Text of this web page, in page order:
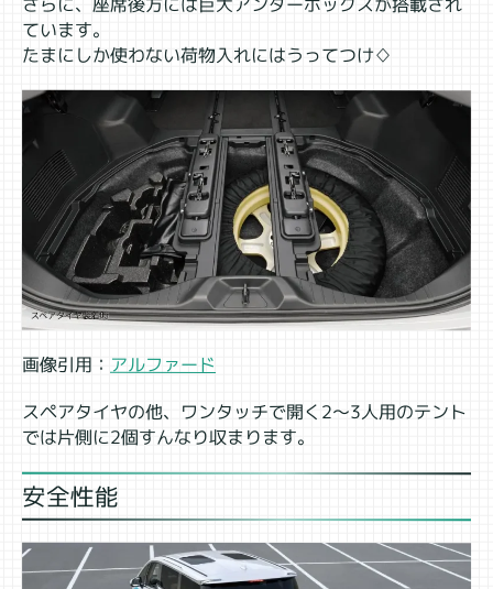
ています。
たまにしか使わない荷物入れにはうってつけ♢
画像引用： アルファード
スペアタイヤの他、ワンタッチで開く2～3人用のテント
では片側に2個すんなり収まります。
安全性能